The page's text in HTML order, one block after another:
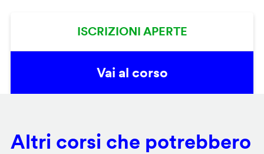
ISCRIZIONI APERTE
Vai al corso
Altri corsi che potrebbero